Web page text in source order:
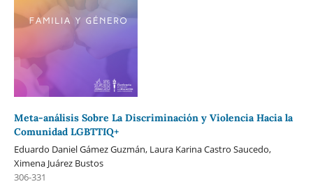
Meta-análisis Sobre La Discriminación y Violencia Hacia la
Comunidad LGBTTIQ+
Eduardo Daniel Gámez Guzmán, Laura Karina Castro Saucedo,
Ximena Juárez Bustos
306-331